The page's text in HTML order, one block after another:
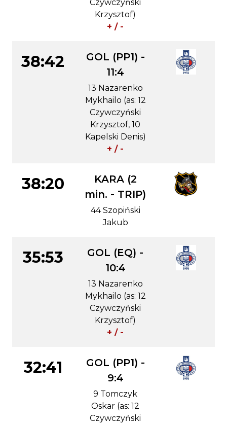
Czywczyński
Krzysztof)
+ / -
38:42
GOL (PP1) -
11:4
13 Nazarenko
Mykhailo (as: 12
Czywczyński
Krzysztof, 10
Kapelski Denis)
+ / -
38:20
KARA (2
min. - TRIP)
44 Szopiński
Jakub
35:53
GOL (EQ) -
10:4
13 Nazarenko
Mykhailo (as: 12
Czywczyński
Krzysztof)
+ / -
32:41
GOL (PP1) -
9:4
9 Tomczyk
Oskar (as: 12
Czywczyński